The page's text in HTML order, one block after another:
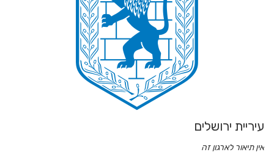
עיריית ירושלים
אין תיאור לארגון זה